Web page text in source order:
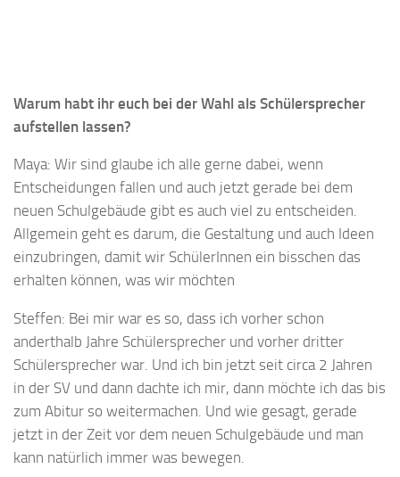
Warum habt ihr euch bei der Wahl als Schülersprecher
aufstellen lassen?
Maya: Wir sind glaube ich alle gerne dabei, wenn
Entscheidungen fallen und auch jetzt gerade bei dem
neuen Schulgebäude gibt es auch viel zu entscheiden.
Allgemein geht es darum, die Gestaltung und auch Ideen
einzubringen, damit wir SchülerInnen ein bisschen das
erhalten können, was wir möchten
Steffen: Bei mir war es so, dass ich vorher schon
anderthalb Jahre Schülersprecher und vorher dritter
Schülersprecher war. Und ich bin jetzt seit circa 2 Jahren
in der SV und dann dachte ich mir, dann möchte ich das bis
zum Abitur so weitermachen. Und wie gesagt, gerade
jetzt in der Zeit vor dem neuen Schulgebäude und man
kann natürlich immer was bewegen.